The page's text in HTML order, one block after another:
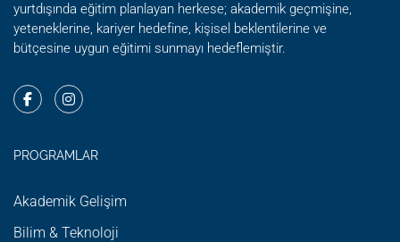
yurtdışında eğitim planlayan herkese; akademik geçmişine,
yeteneklerine, kariyer hedefine, kişisel beklentilerine ve
bütçesine uygun eğitimi sunmayı hedeflemiştir.
PROGRAMLAR
Akademik Gelişim
Bilim & Teknoloji